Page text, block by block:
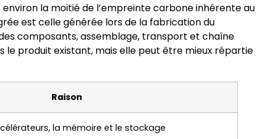
la moitié de l’empreinte carbone inhérente au
est celle générée lors de la fabrication du
composants, assemblage, transport et chaîne
le produit existant, mais elle peut être mieux répartie
Raison
la mémoire et le stockage